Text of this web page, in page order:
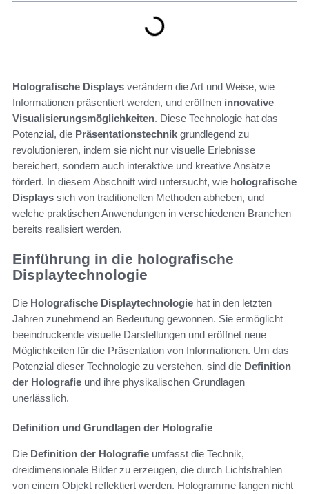
Holografische Displays verändern die Art und Weise, wie
Informationen präsentiert werden, und eröffnen innovative
Visualisierungsmöglichkeiten. Diese Technologie hat das
Potenzial, die Präsentationstechnik grundlegend zu
revolutionieren, indem sie nicht nur visuelle Erlebnisse
bereichert, sondern auch interaktive und kreative Ansätze
fördert. In diesem Abschnitt wird untersucht, wie holografische
Displays sich von traditionellen Methoden abheben, und
welche praktischen Anwendungen in verschiedenen Branchen
bereits realisiert werden.
Einführung in die holografische
Displaytechnologie
Die Holografische Displaytechnologie hat in den letzten
Jahren zunehmend an Bedeutung gewonnen. Sie ermöglicht
beeindruckende visuelle Darstellungen und eröffnet neue
Möglichkeiten für die Präsentation von Informationen. Um das
Potenzial dieser Technologie zu verstehen, sind die Definition
der Holografie und ihre physikalischen Grundlagen
unerlässlich.
Definition und Grundlagen der Holografie
Die Definition der Holografie umfasst die Technik,
dreidimensionale Bilder zu erzeugen, die durch Lichtstrahlen
von einem Objekt reflektiert werden. Hologramme fangen nicht